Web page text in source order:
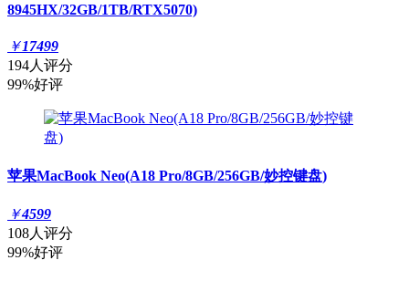
8945HX/32GB/1TB/RTX5070)
￥17499
194人评分
99%好评
苹果MacBook Neo(A18 Pro/8GB/256GB/妙控键盘)
￥4599
108人评分
99%好评